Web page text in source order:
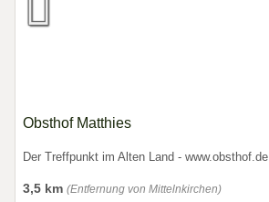
Obsthof Matthies
Der Treffpunkt im Alten Land - www.obsthof.de
3,5 km (Entfernung von Mittelnkirchen)